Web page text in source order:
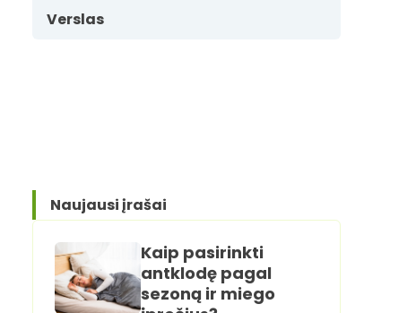
Verslas
Naujausi įrašai
Kaip pasirinkti
antklodę pagal
sezoną ir miego